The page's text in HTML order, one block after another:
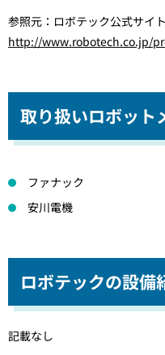
参照元：ロボテック公式サイト
http://www.robotech.co.jp/
取り扱いロボット
ファナック
安川電機
ロボテックの設備
記載なし